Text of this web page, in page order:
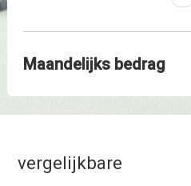
Maandelijks bedrag
vergelijkbare